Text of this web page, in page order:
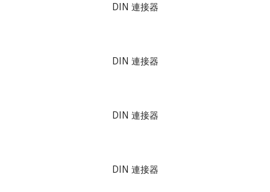
DIN 連接器
DIN 連接器
DIN 連接器
DIN 連接器